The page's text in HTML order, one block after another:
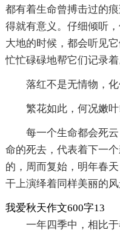
都有着生命曾搏击过的
得就有意义。仔细倾听
大地的时候，都会听见
忙忙碌碌地帮它们记录着
落红不是无情物，化
繁花如此，何况嫩
每一个生命都会死
命的死去，代表着下一
的，周而复始，明年春
干上演绎着同样美丽的风
我爱秋天作文600字13
一年四季中，相比